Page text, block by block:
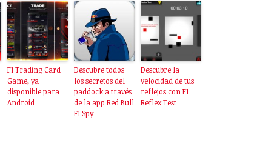
F1 Trading Card
Game, ya
disponible para
Android
Descubre todos
los secretos del
paddock a través
de la app Red Bull
F1 Spy
Descubre la
velocidad de tus
reflejos con F1
Reflex Test